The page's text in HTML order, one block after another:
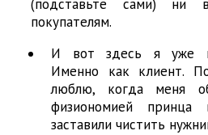
(подставьте сами)
покупателям.
И вот здесь я уже
Именно как клиент.
люблю, когда меня
физиономией принца
заставили чистить